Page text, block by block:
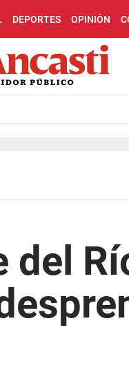
DEPORTES OPINIÓN
del